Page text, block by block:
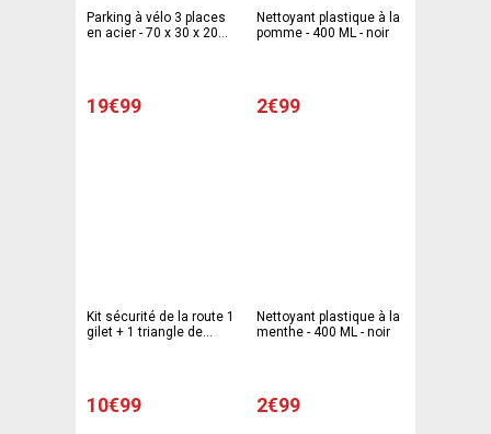
Parking à vélo 3 places
en acier - 70 x 30 x 20
19€99
Nettoyant plastique à la
pomme - 400 ML - noir
2€99
Kit sécurité de la route 1
gilet + 1 triangle de
10€99
Nettoyant plastique à la
menthe - 400 ML - noir
2€99